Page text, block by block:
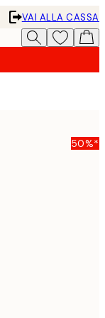
VAI ALLA CASSA
50%*